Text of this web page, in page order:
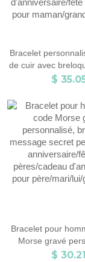
Bracelet
de cuir avec
de fleur avec
de naissance,
femmes,
d'anniversaire/fête
pour maman/
$
Bracelet pour
Morse gravé
bracelet à$ 30.21